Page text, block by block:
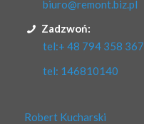
biuro@remont.biz.pl
Zadzwoń:
tel:+ 48 794 358 367
tel: 146810140
Robert Kucharski